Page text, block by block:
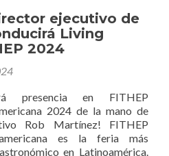
ejecutivo de
Living
2024
presencia en FITHEP
2024 de la mano de
Rob Martínez! FITHEP
es la feria más
en Latinoamérica.